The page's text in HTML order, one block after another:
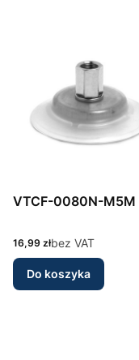
Cena
16,99 złbez VAT
Do koszyka